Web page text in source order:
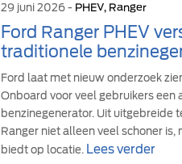
29 juni 2026 - PHEV, Ranger
Ford Ranger PHEV
traditionele
Ford laat met nieuw onderzoek
Onboard voor veel gebruikers
benzinegenerator. Uit uitgebreide
Ranger niet alleen veel schoner
biedt op locatie. Lees verder